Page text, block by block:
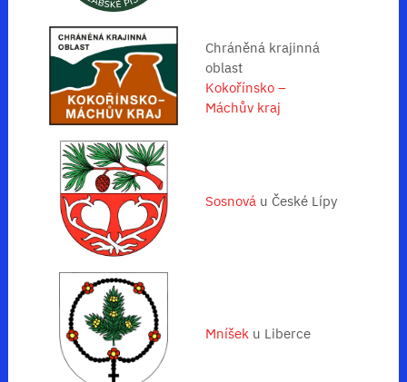
Chráněná krajinná
oblast
Kokořínsko –
Máchův kraj
Sosnová u České Lípy
Mníšek u Liberce